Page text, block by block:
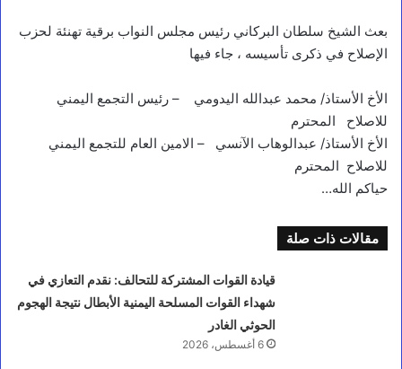
بعث الشيخ سلطان البركاني رئيس مجلس النواب برقية تهنئة لحزب
الإصلاح في ذكرى تأسيسه ، جاء فيها
الأخ الأستاذ/ محمد عبدالله اليدومي – رئيس التجمع اليمني
للاصلاح المحترم
الأخ الأستاذ/ عبدالوهاب الآنسي – الامين العام للتجمع اليمني
للاصلاح المحترم
حياكم الله…
مقالات ذات صلة
قيادة القوات المشتركة للتحالف: نقدم التعازي في
شهداء القوات المسلحة اليمنية الأبطال نتيجة الهجوم
الحوثي الغادر
6 أغسطس، 2026